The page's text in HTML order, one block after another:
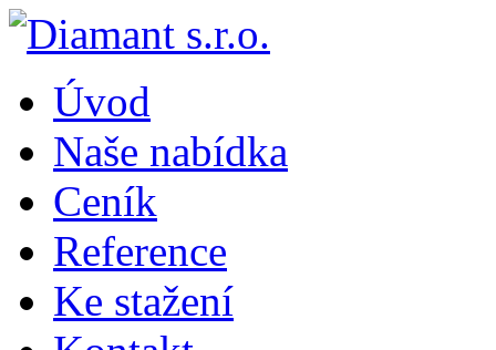
Úvod
Naše nabídka
Ceník
Reference
Ke stažení